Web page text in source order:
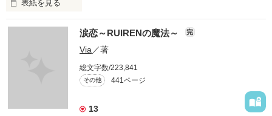
表紙を見る
イケメンシリーズ相関図
第一弾から第十弾
作品を読むのに役立てばと思います
涙恋～RUIRENの魔法～ 完
Via ／著
総文字数/223,841
その他 441ページ
13